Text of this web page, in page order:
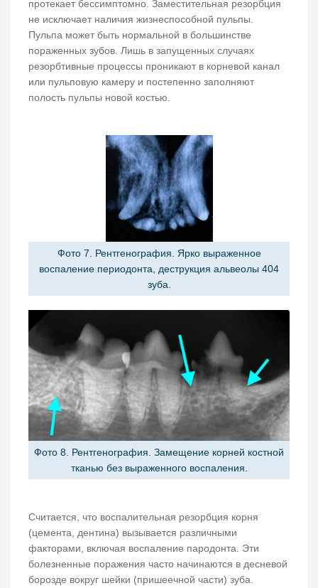
протекает бессимптомно. Заместительная резорбция
не исключает наличия жизнеспособной пульпы.
Пульпа может быть нормальной в большинстве
пораженных зубов. Лишь в запущенных случаях
резорбтивные процессы проникают в корневой канал
или пульповую камеру и постепенно заполняют
полость пульпы новой костью.
Фото 7. Рентгенография. Ярко выраженное
воспаление периодонта, деструкция альвеолы 404
зуба.
Фото 8. Рентгенография. Замещение корней костной
тканью без выраженного воспаления.
Считается, что воспалительная резорбция корня
(цемента, дентина) вызывается различными
факторами, включая воспаление пародонта. Эти
болезненные поражения часто начинаются в десневой
борозде вокруг шейки (пришеечной части) зуба.